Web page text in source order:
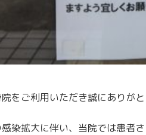
をご利用いただき誠にありがと
染拡大に伴い、当院では患者